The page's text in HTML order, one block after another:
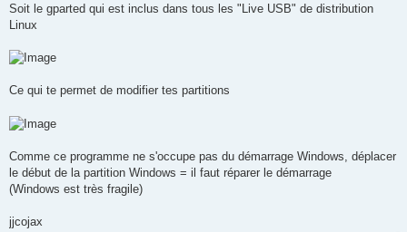
Soit le gparted qui est inclus dans tous les "Live USB" de distribution
Linux
Ce qui te permet de modifier tes partitions
Comme ce programme ne s'occupe pas du démarrage Windows, déplacer
le début de la partition Windows = il faut réparer le démarrage
(Windows est très fragile)
jjcojax